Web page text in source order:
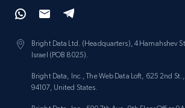
Bright Data Ltd. (Headquarters), 4 Hamahshev
Israel (POB 8025).
Bright Data, Inc., The Web Data Loft, 625 2nd St.,
94107, United States.